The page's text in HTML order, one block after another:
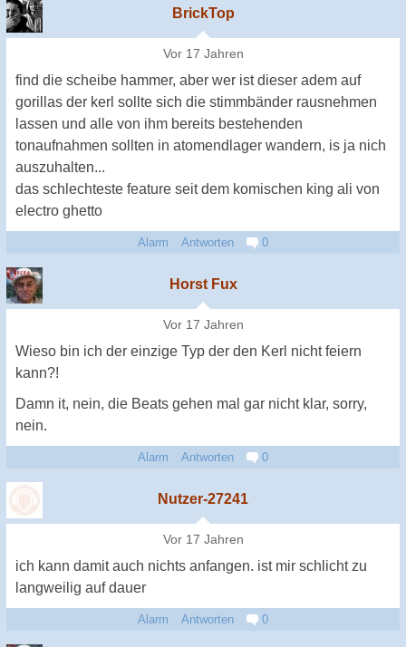
BrickTop
Vor 17 Jahren
find die scheibe hammer, aber wer ist dieser adem auf
gorillas der kerl sollte sich die stimmbänder rausnehmen
lassen und alle von ihm bereits bestehenden
tonaufnahmen sollten in atomendlager wandern, is ja nich
auszuhalten...
das schlechteste feature seit dem komischen king ali von
electro ghetto
Alarm Antworten 0
Horst Fux
Vor 17 Jahren
Wieso bin ich der einzige Typ der den Kerl nicht feiern
kann?!
Damn it, nein, die Beats gehen mal gar nicht klar, sorry,
nein.
Alarm Antworten 0
Nutzer-27241
Vor 17 Jahren
ich kann damit auch nichts anfangen. ist mir schlicht zu
langweilig auf dauer
Alarm Antworten 0